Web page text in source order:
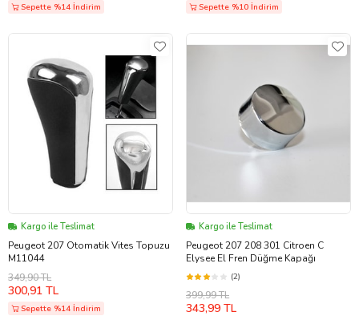
Sepette %14 İndirim Sepette %10 İndirim
Kargo ile Teslimat
Peugeot 207 Otomatik Vites Topuzu
M11044
349,90 TL
300,91 TL
Sepette %14 İndirim
Kargo ile Teslimat
Peugeot 207 208 301 Citroen C
Elysee El Fren Düğme Kapağı
(2)
399,99 TL
343,99 TL